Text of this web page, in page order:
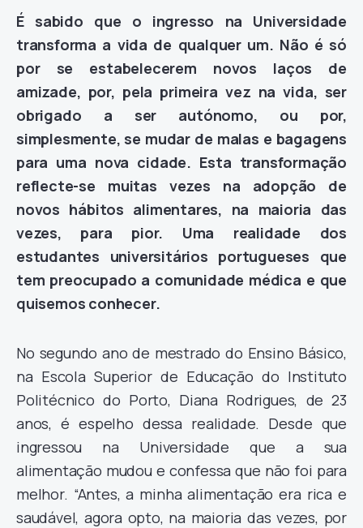
É sabido que o ingresso na Universidade
transforma a vida de qualquer um. Não é só
por se estabelecerem novos laços de
amizade, por, pela primeira vez na vida, ser
obrigado a ser autónomo, ou por,
simplesmente, se mudar de malas e bagagens
para uma nova cidade. Esta transformação
reflecte-se muitas vezes na adopção de
novos hábitos alimentares, na maioria das
vezes, para pior. Uma realidade dos
estudantes universitários portugueses que
tem preocupado a comunidade médica e que
quisemos conhecer.
No segundo ano de mestrado do Ensino Básico,
na Escola Superior de Educação do Instituto
Politécnico do Porto, Diana Rodrigues, de 23
anos, é espelho dessa realidade. Desde que
ingressou na Universidade que a sua
alimentação mudou e confessa que não foi para
melhor. “Antes, a minha alimentação era rica e
saudável, agora opto, na maioria das vezes, por